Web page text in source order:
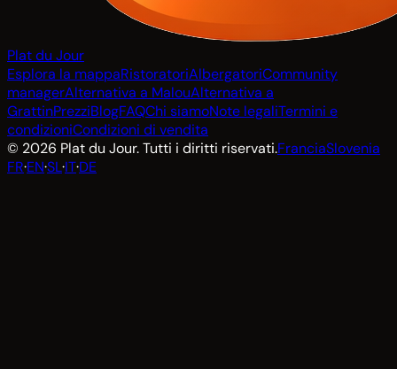
Plat du Jour
Esplora la mappaRistoratoriAlbergatoriCommunity
managerAlternativa a MalouAlternativa a
GrattinPrezziBlogFAQChi siamoNote legaliTermini e
condizioniCondizioni di vendita
© 2026 Plat du Jour. Tutti i diritti riservati.FranciaSlovenia
FR·EN·SL·IT·DE